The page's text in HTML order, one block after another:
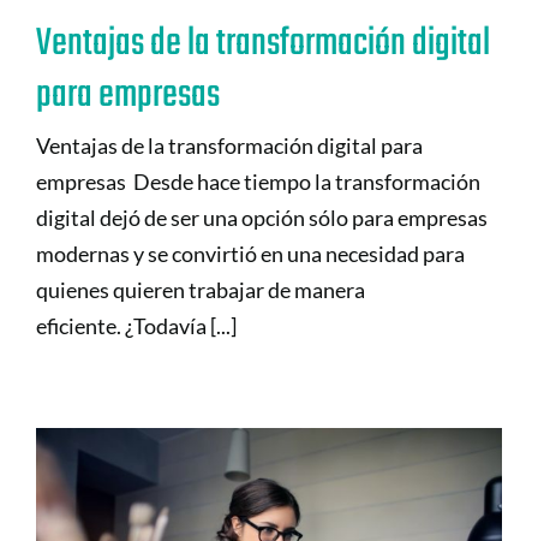
Ventajas de la transformación digital
para empresas
Ventajas de la transformación digital para
empresas Desde hace tiempo la transformación
digital dejó de ser una opción sólo para empresas
modernas y se convirtió en una necesidad para
quienes quieren trabajar de manera
eficiente. ¿Todavía [...]